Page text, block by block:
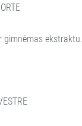
ekstraktu.